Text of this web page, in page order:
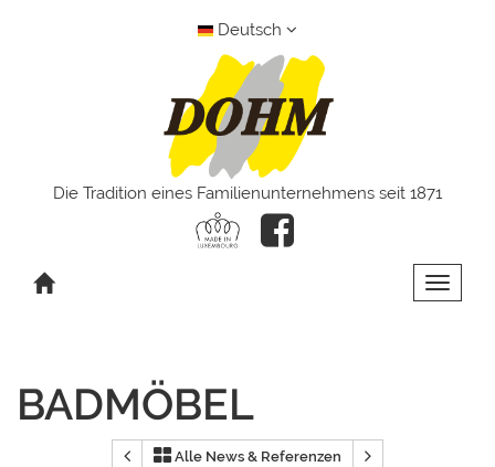
Deutsch
Die Tradition eines Familienunternehmens seit 1871
Toggle
BADMÖBEL
Alle News & Referenzen